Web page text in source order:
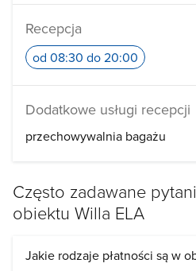
Recepcja
od 08:30 do 20:00
Dodatkowe usługi recepcji
przechowywalnia bagażu
Często zadawane
obiektu Willa ELA
Jakie rodzaje płatności są w